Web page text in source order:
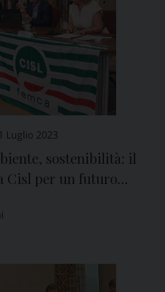
1 Luglio 2023
sostenibilità: il
Cisl per un futuro